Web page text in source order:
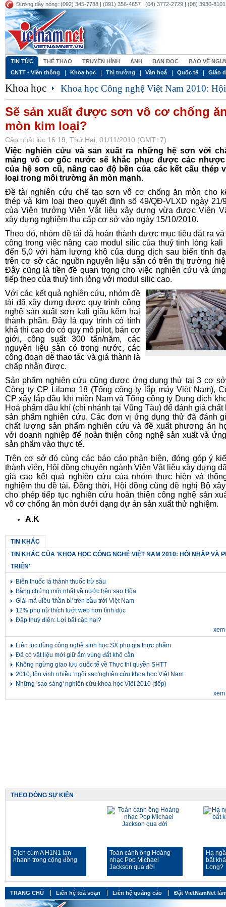
Đường dây nóng: (092) 345-7788 | (091) 356-4657 | (04) 3772-2729 | (08) 3930-
TIN TỨC THỂ THAO TRUYỀN HÌNH ẢNH BẠN ĐỌC
BẢO VỆ
CNTT - Viễn thông
Khoa học Thị trường Văn hoá Quốc tế Giáo
Khoa học Khoa học Công nghệ Việt Nam 2010:
Sẽ sản xuất được sơn vô cơ chống
mòn kim loại?
Cập nhật lúc 16:19, Thứ Hai, 01/11/2010 (GMT+7)
Việc nghiên cứu và sản xuất ra những hệ sơn với
màng vô cơ gốc nước sẽ khắc phục được các nhược
của hệ sơn cũ, nâng cao độ bền của các kết cấu thép
loại trong môi trường ăn mòn mạnh.
Đề tài nghiên cứu chế tạo sơn vô cơ chống ăn mòn cho
thép và kim loại theo quyết định số 49/QĐ-VLXD ngày 21/
của Viện trưởng Viện Vật liệu xây dựng vừa được Viện
xây dựng nghiệm thu cấp cơ sở vào ngày 15/10/2010.
Theo đó, nhóm đề tài đã hoàn thành được mục tiêu đặt ra
công trong việc nâng cao modul silic của thuỷ tinh lỏng kali
đến 5,0 với hàm lượng khô của dung dịch sau biến tính
trên cơ sở các nguồn nguyên liệu sẵn có trên thị trường
Đây cũng là tiền đề quan trọng cho việc nghiên cứu và
tiếp theo của thuỷ tinh lỏng với modul silic cao.
Với các kết quả nghiên cứu, nhóm đề
tài đã xây dựng được quy trình công
nghệ sản xuất sơn kali giầu kẽm hai
thành phần. Đây là quy trình có tính
khả thi cao do có quy mô pilot, bán cơ
giới, công suất 300 tấn/năm, các
nguyên liệu sẵn có trong nước, các
công đoạn dễ thao tác và giá thành là
chấp nhận được.
Sản phẩm nghiên cứu cũng được ứng dụng thử tại 3 cơ
Công ty CP Lilama 18 (Tổng công ty lắp máy Việt Nam),
CP xây lắp dầu khí miền Nam và Tổng công ty Dung dịch
Hoá phẩm dầu khí (chi nhánh tại Vũng Tàu) để đánh giá
sản phẩm nghiên cứu. Các đơn vị ứng dụng thử đã đánh
chất lượng sản phẩm nghiên cứu và đề xuất phương án
với doanh nghiệp để hoàn thiện công nghệ sản xuất và
sản phẩm vào thực tế.
Trên cơ sở đó cùng các báo cáo phản biện, đóng góp ý
thành viên, Hội đồng chuyên ngành Viện Vật liệu xây dựng
giá cao kết quả nghiên cứu của nhóm thực hiện và
nghiệm thu đề tài. Đồng thời, Hội đồng cũng đề nghị Bộ
cho phép tiếp tục nghiên cứu hoàn thiện công nghệ sản
vô cơ chống ăn mòn dưới dạng dự án sản xuất thử nghiệm.
A.K
TIN KHÁC
TIN KHÁC CỦA 'KHOA HỌC CÔNG NGHỆ VIỆT NAM 2010: HỘI NHẬP VÀ
TRIỂN'
Biến thuốc lá thành thuốc trừ sâu
Bằng chứng mới nhất về nước trên sao Hỏa
Giải mã điều 'thần bí' trên bầu trời Việt Nam
12% phụ nữ thích lướt web hơn tình dục
Đập thuỷ điện: Lợi bất cập hại?
Liên tục dùng công nghệ sinh học SX phụ gia thực phẩm
Đã có vật liệu mới giữ ẩm vùng đất khô cằn
Không ngừng giao lưu quốc tế về Thực thi quyền SHTT
2010, tôn vinh nhiều 'ngôi sao'nghiên cứu khoa học Việt Nam
Những 'sao sáng' nghiên cứu khoa học Việt 2010 (tiếp)
THEO DÒNG SỰ KIỆN
Dịch cúm A H1N1 lan
nhanh trong cộng đồng
Toàn cảnh ông Hoàng
nhạc Pop Michael
Jackson qua đời
Hạ
bất
Long?
TRANG CHỦ Liên hệ toà soạn Liên hệ quảng cáo Đặt VietNamNet